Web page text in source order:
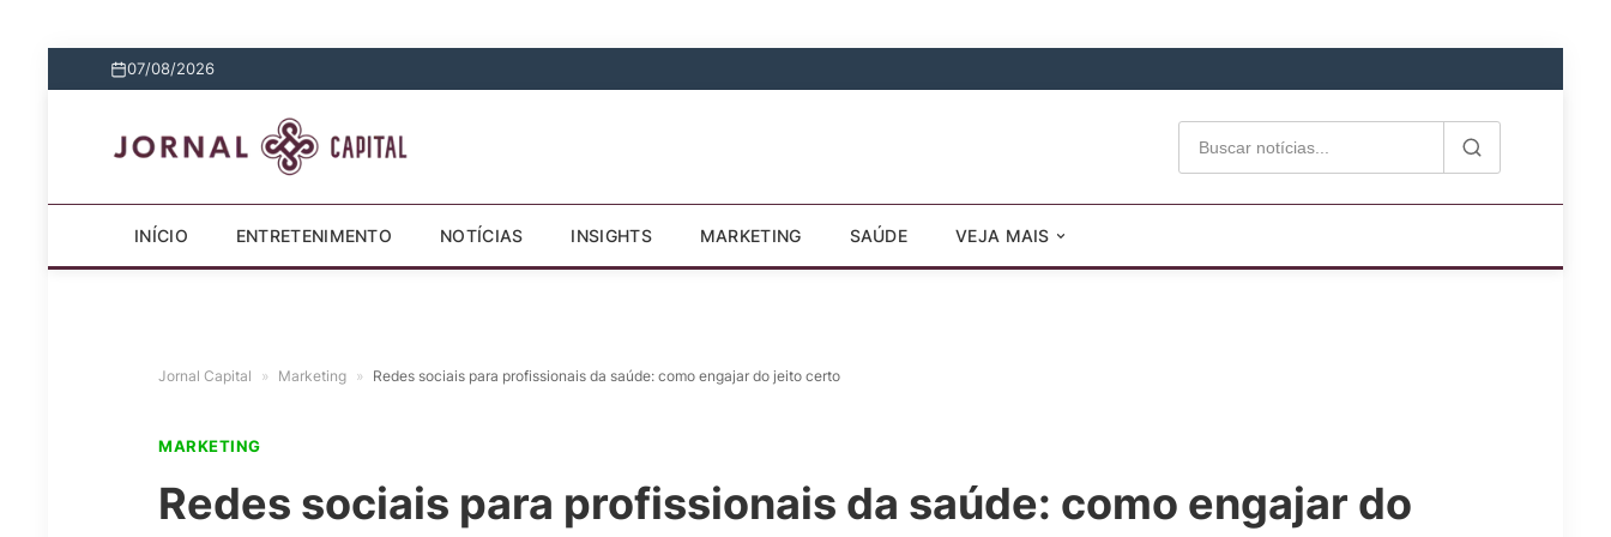
07/08/2026
INÍCIO ENTRETENIMENTO NOTÍCIAS INSIGHTS MARKETING SAÚDE VEJA MAIS
Jornal Capital » Marketing » Redes sociais para profissionais da saúde: como engajar do jeito certo
MARKETING
Redes sociais para profissionais da saúde: como engajar do